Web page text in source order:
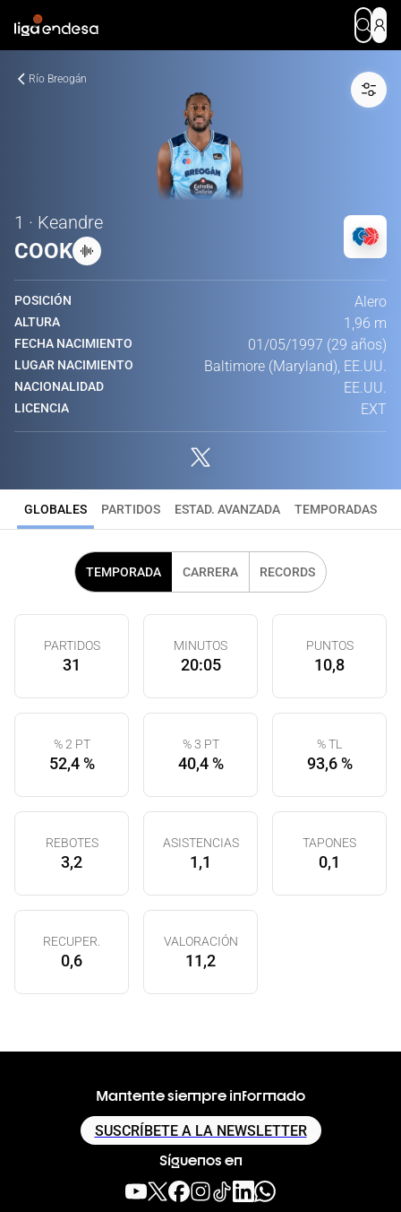
Río Breogán
1 · Keandre
COOK
POSICIÓN Alero
ALTURA 1,96 m
FECHA NACIMIENTO 01/05/1997 (29 años)
LUGAR NACIMIENTO Baltimore (Maryland), EE.UU.
NACIONALIDAD EE.UU.
LICENCIA EXT
GLOBALES PARTIDOS ESTAD. AVANZADA TEMPORADAS
TEMPORADA CARRERA RECORDS
PARTIDOS
31
MINUTOS
20:05
PUNTOS
10,8
% 2 PT
52,4 %
% 3 PT
40,4 %
% TL
93,6 %
REBOTES
3,2
ASISTENCIAS
1,1
TAPONES
0,1
RECUPER.
0,6
VALORACIÓN
11,2
Mantente siempre informado
SUSCRÍBETE A LA NEWSLETTER
Síguenos en